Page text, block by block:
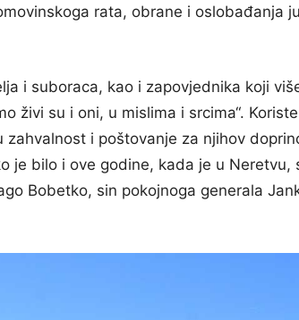
rata, obrane i oslobađanja
i suboraca, kao i zapovjednika koji
živi su i oni, u mislima i srcima“.
i poštovanje za njihov
je bilo i ove godine, kada je u Neretvu,
Bobetko, sin pokojnoga generala